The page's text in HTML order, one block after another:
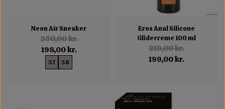
Neon Air Sneaker
350,00 kr.
198,00 kr.
37 38
Eros Anal Silicone
Glidecreme 100 ml
219,00 kr.
199,00 kr.